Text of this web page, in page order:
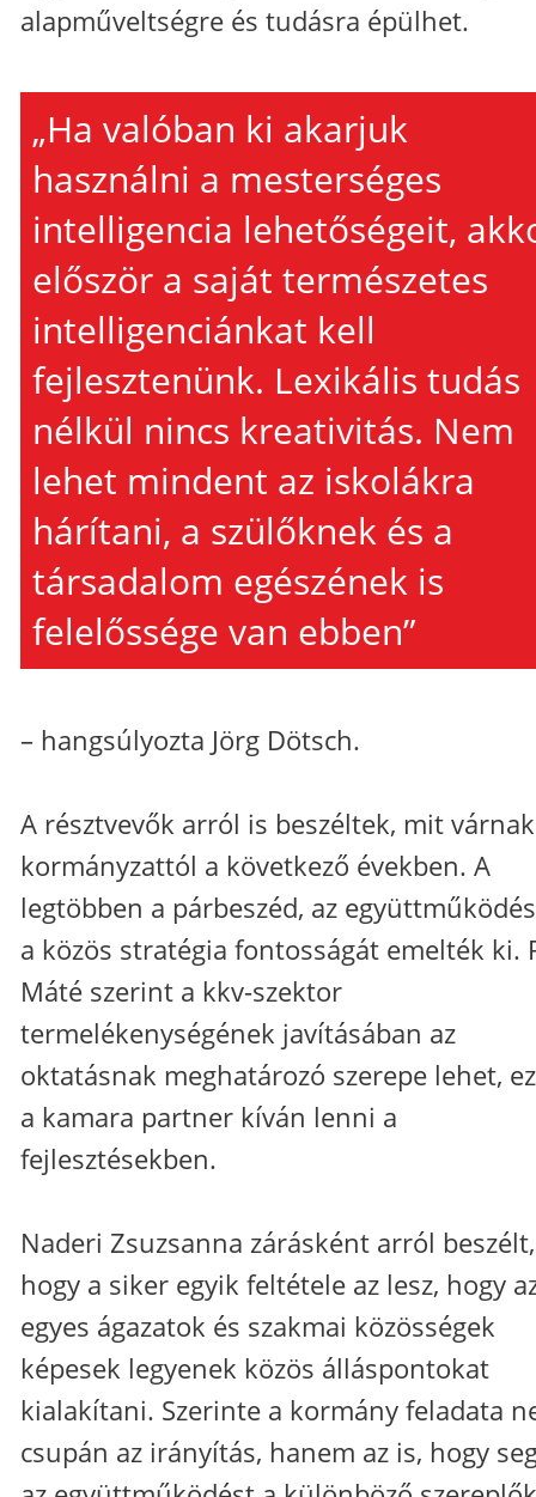
alapműveltségre és tudásra épülhet.
„Ha valóban ki akarjuk
használni a mesterséges
intelligencia lehetőségeit,
először a saját természetes
intelligenciánkat kell
fejlesztenünk. Lexikális tudás
nélkül nincs kreativitás. Nem
lehet mindent az iskolákra
hárítani, a szülőknek és a
társadalom egészének is
felelőssége van ebben”
– hangsúlyozta Jörg Dötsch.
A résztvevők arról is beszéltek, mit
kormányzattól a következő években. A
legtöbben a párbeszéd, az
a közös stratégia fontosságát emelték ki.
Máté szerint a kkv-szektor
termelékenységének javításában az
oktatásnak meghatározó szerepe lehet,
a kamara partner kíván lenni a
fejlesztésekben.
Naderi Zsuzsanna zárásként arról beszélt,
hogy a siker egyik feltétele az lesz, hogy
egyes ágazatok és szakmai közösségek
képesek legyenek közös álláspontokat
kialakítani. Szerinte a kormány feladata
csupán az irányítás, hanem az is, hogy